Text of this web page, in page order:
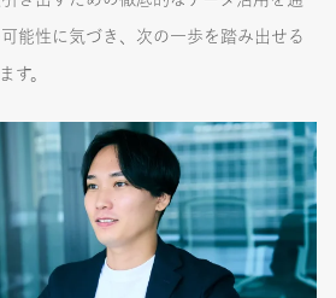
能性に気づき、次の一歩を踏み出せる
す。